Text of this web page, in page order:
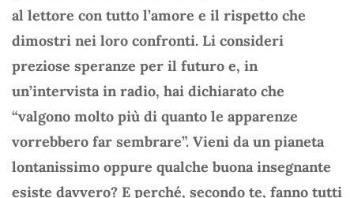
al lettore con tutto l’amore e il rispetto che
dimostri nei loro confronti. Li consideri
preziose speranze per il futuro e, in
un’intervista in radio, hai dichiarato che
“valgono molto più di quanto le apparenze
vorrebbero far sembrare”. Vieni da un pianeta
lontanissimo oppure qualche buona insegnante
esiste davvero? E perché, secondo te, fanno tutti